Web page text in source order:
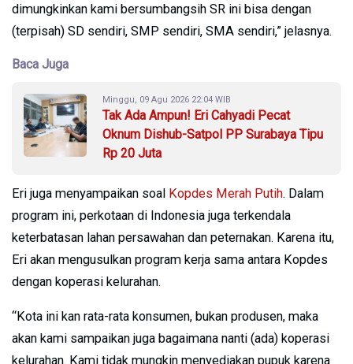
dimungkinkan kami bersumbangsih SR ini bisa dengan
(terpisah) SD sendiri, SMP sendiri, SMA sendiri,” jelasnya.
Baca Juga
Minggu, 09 Agu 2026 22:04 WIB
Tak Ada Ampun! Eri Cahyadi Pecat
Oknum Dishub-Satpol PP Surabaya Tipu
Rp 20 Juta
Eri juga menyampaikan soal Kopdes Merah Putih. Dalam
program ini, perkotaan di Indonesia juga terkendala
keterbatasan lahan persawahan dan peternakan. Karena itu,
Eri akan mengusulkan program kerja sama antara Kopdes
dengan koperasi kelurahan.
“Kota ini kan rata-rata konsumen, bukan produsen, maka
akan kami sampaikan juga bagaimana nanti (ada) koperasi
kelurahan. Kami tidak mungkin menyediakan pupuk karena